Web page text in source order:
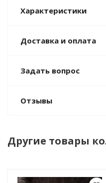
Характеристики
Доставка и оплата
Задать вопрос
Отзывы
Другие товары